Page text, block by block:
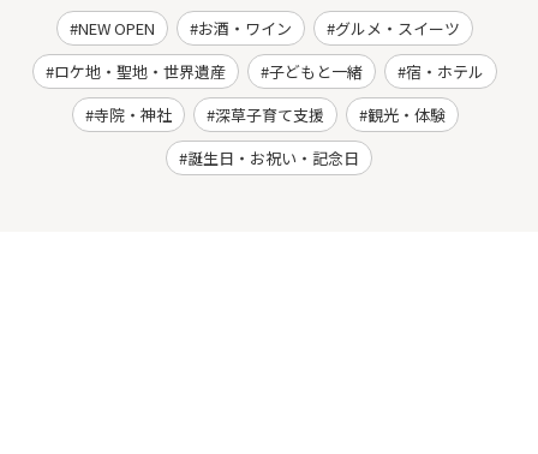
NEW OPEN お酒・ワイン
グルメ・スイーツ
ロケ地・聖地・世界遺産
子どもと一緒
宿・ホテル
寺院・神社
深草子育て支援
観光・体験
誕生日・お祝い・記念日